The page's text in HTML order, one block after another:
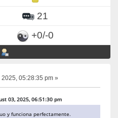
21
+0/-0
05:28:35 pm »
03, 2025, 06:51:30 pm
y funciona perfectamente.